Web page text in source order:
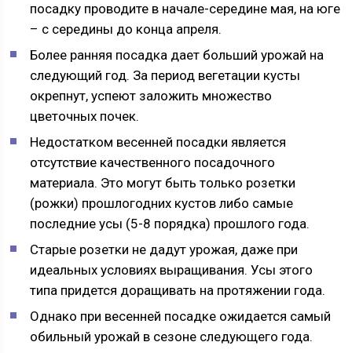
посадку проводите в начале-середине мая, на юге
– с середины до конца апреля.
Более ранняя посадка дает больший урожай на
следующий год. За период вегетации кусты
окрепнут, успеют заложить множество
цветочных почек.
Недостатком весенней посадки является
отсутствие качественного посадочного
материала. Это могут быть только розетки
(рожки) прошлогодних кустов либо самые
последние усы (5-8 порядка) прошлого года.
Старые розетки не дадут урожая, даже при
идеальных условиях выращивания. Усы этого
типа придется доращивать на протяжении года.
Однако при весенней посадке ожидается самый
обильный урожай в сезоне следующего года.